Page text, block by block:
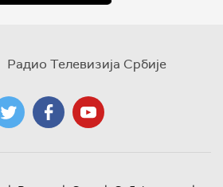
Радио Телевизија Србије